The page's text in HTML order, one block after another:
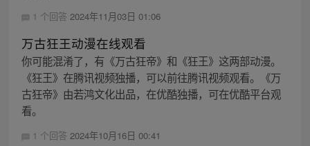
1 个回答 2024年11月03日 01:06
万古狂王动漫在线观看
你可能混淆了，有《万古狂帝》和《狂王》这两部动漫。
《狂王》在腾讯视频独播，可以前往腾讯视频观看。《万
古狂帝》由若鸿文化出品，在优酷独播，可在优酷平台观
看。
1 个回答 2024年10月16日 00:41